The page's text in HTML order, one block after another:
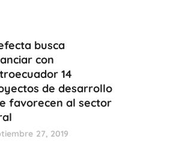
busca
con
14
de desarrollo
favorecen al sector
27, 2019